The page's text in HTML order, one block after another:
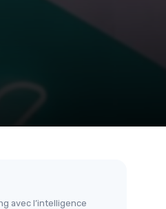
avec l’intelligence